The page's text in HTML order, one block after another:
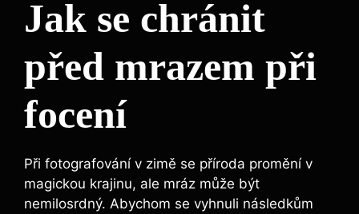
Jak se chránit
před mrazem při
focení
Při fotografování v zimě se příroda promění v
magickou krajinu, ale mráz může být
nemilosrdný. Abychom se vyhnuli následkům